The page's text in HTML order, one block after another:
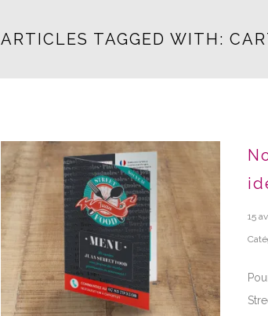
ARTICLES TAGGED WITH:
15